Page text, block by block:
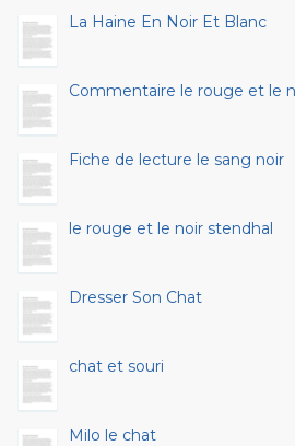
La Haine En Noir Et Blanc
Commentaire le rouge et le
Fiche de lecture le sang noir
le rouge et le noir stendhal
Dresser Son Chat
chat et souri
Milo le chat